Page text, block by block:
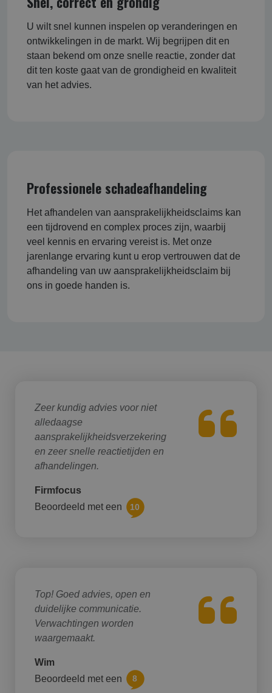
U wilt snel kunnen inspelen op veranderingen en
ontwikkelingen in de markt. Wij begrijpen dit en
staan bekend om onze snelle reactie, zonder dat
dit ten koste gaat van de grondigheid en kwaliteit
van het advies.
Professionele schadeafhandeling
Het afhandelen van aansprakelijkheidsclaims kan
een tijdrovend en complex proces zijn, waarbij
veel kennis en ervaring vereist is. Met onze
jarenlange ervaring kunt u erop vertrouwen dat de
afhandeling van uw aansprakelijkheidsclaim bij
ons in goede handen is.
Zeer kundig advies voor niet
alledaagse
aansprakelijkheidsverzekering
en zeer snelle reactietijden en
afhandelingen.
Firmfocus
Beoordeeld met een
10
Top! Goed advies, open en
duidelijke communicatie.
Verwachtingen worden
waargemaakt.
Wim
Beoordeeld met een
8